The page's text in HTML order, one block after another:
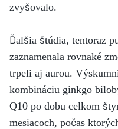
zvyšovalo.
Ďalšia štúdia, tentoraz
zaznamenala rovnaké
trpeli aj aurou.
kombináciu ginkgo
Q10 po dobu celkom
mesiacoch, počas